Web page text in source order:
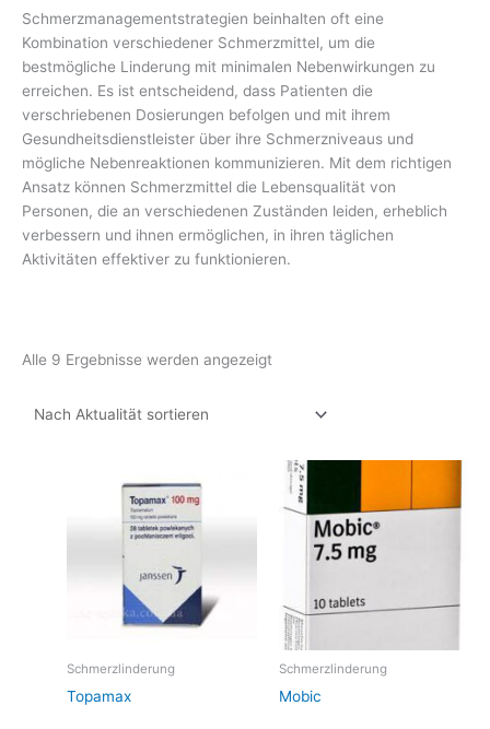
Schmerzmanagementstrategien beinhalten oft eine
Kombination verschiedener Schmerzmittel, um die
bestmögliche Linderung mit minimalen Nebenwirkungen zu
erreichen. Es ist entscheidend, dass Patienten die
verschriebenen Dosierungen befolgen und mit ihrem
Gesundheitsdienstleister über ihre Schmerzniveaus und
mögliche Nebenreaktionen kommunizieren. Mit dem richtigen
Ansatz können Schmerzmittel die Lebensqualität von
Personen, die an verschiedenen Zuständen leiden, erheblich
verbessern und ihnen ermöglichen, in ihren täglichen
Aktivitäten effektiver zu funktionieren.
Alle 9 Ergebnisse werden angezeigt
Schmerzlinderung
Topamax
Schmerzlinderung
Mobic